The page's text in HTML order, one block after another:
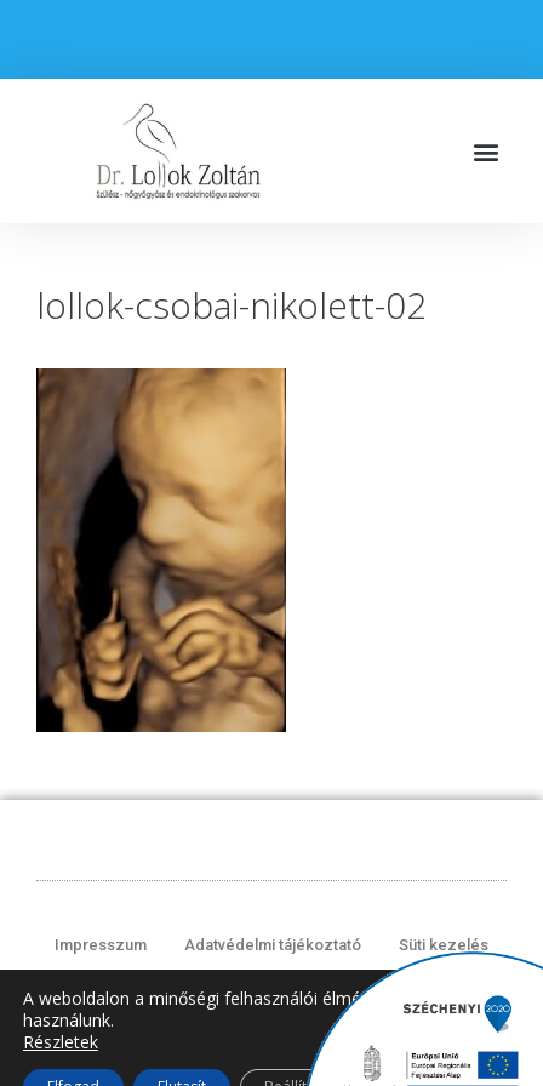
lollok-csobai-nikolett-02
Impresszum Adatvédelmi tájékoztató Süti kezelés
© 2008-2024 All rights Reserved.
A weboldalon a minőségi felhasználói élmény érdekében sütiket
használunk.
Részletek